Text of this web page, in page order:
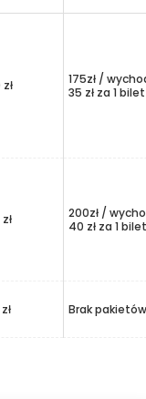
175zł /
35 zł za 1 bilet
200zł /
40 zł za 1 bilet
Brak pakietów